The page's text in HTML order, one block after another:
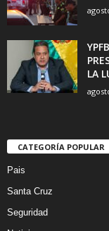
LA
CATEGORÍA POPULAR
Pais
Santa Cruz
Seguridad